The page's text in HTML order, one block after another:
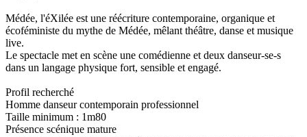
Médée, l'éXilée est une réécriture contemporaine, organique et
écoféministe du mythe de Médée, mêlant théâtre, danse et musique
live.
Le spectacle met en scène une comédienne et deux danseur-se-s
dans un langage physique fort, sensible et engagé.
Profil recherché
Homme danseur contemporain professionnel
Taille minimum : 1m80
Présence scénique mature